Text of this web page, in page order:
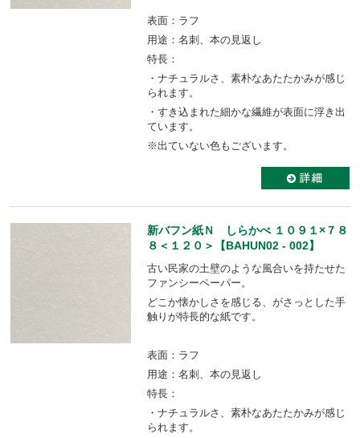
表面：ラフ
用途：名刺、本の見返し
特長：
・ナチュラルさ、素朴なあたたかみが感じ
られます。
・すき込まれた細かな繊維が表面に浮き出
ています。
※出ていない色もございます。
新バフン紙Ｎ しらかべ １０９１×７８
８＜１２０＞【BAHUN02 - 002】
古い民家の土壁のような風合いを持たせた
ファンシーペーパー。
どこか懐かしさを感じる、がさっとした手
触りが特長的な紙です。
表面：ラフ
用途：名刺、本の見返し
特長：
・ナチュラルさ、素朴なあたたかみが感じ
られます。